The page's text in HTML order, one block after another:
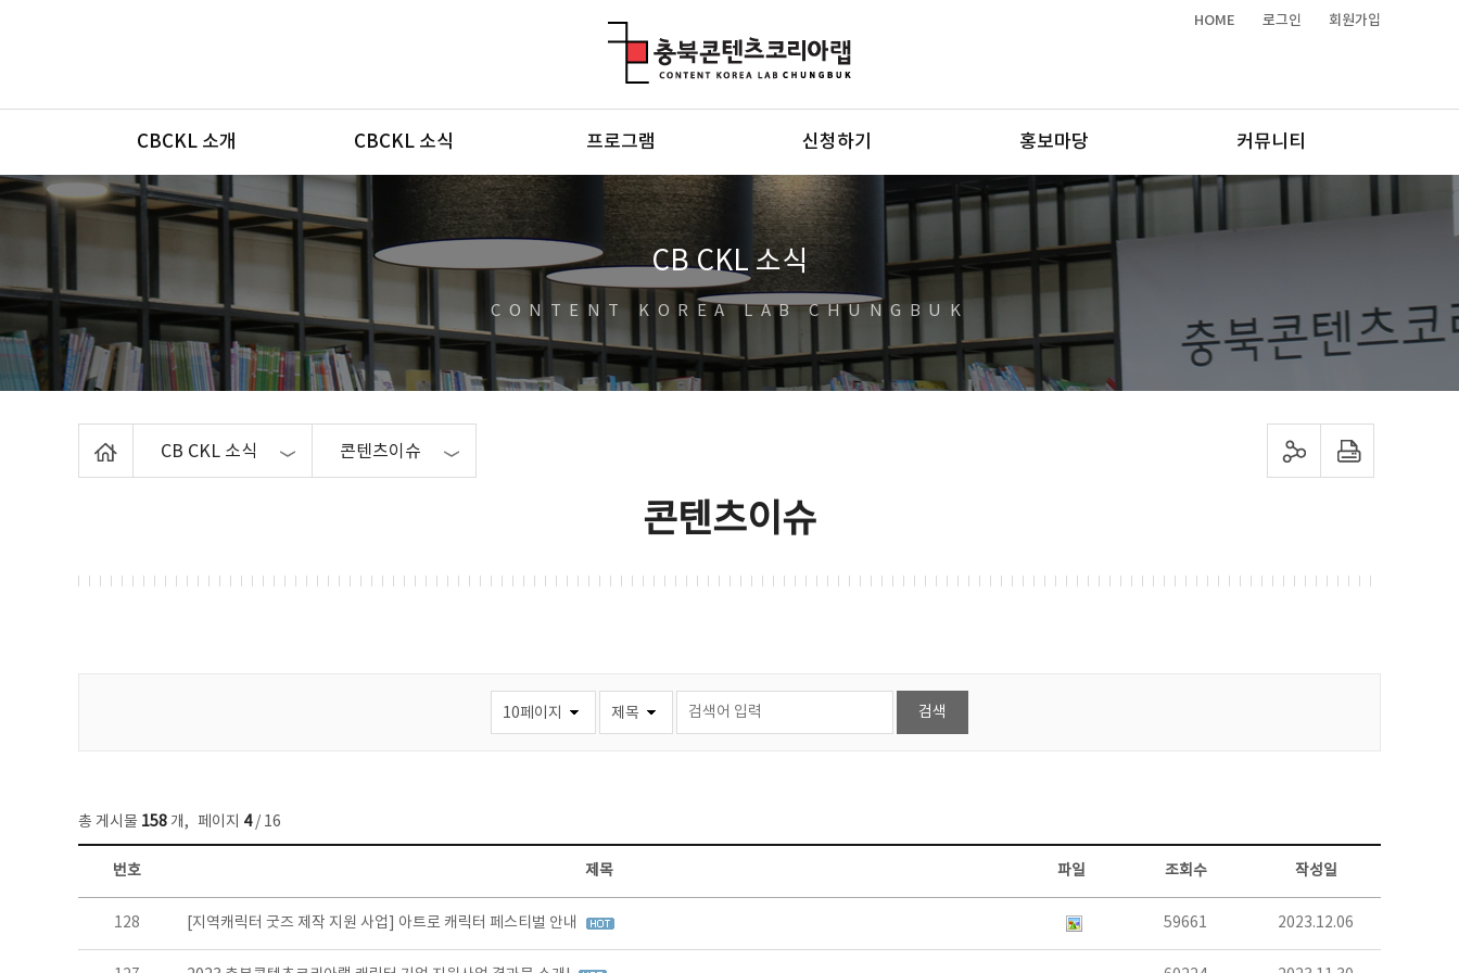
HOME 로그인 회원가입
메뉴
CBCKL 소개 CBCKL 소식 프로그램 신청하기 홍보마당 커뮤니티
CB CKL 소식
CONTENT KOREA LAB CHUNGBUK
CB CKL 소식 콘텐츠이슈 sns 공유하기 프린트하기
콘텐츠이슈
총 게시물 158 개, 페이지 4/ 16
콘텐츠이슈 목록 - 번호, 제목, 작성자, 파일, 조회수, 작성일 정보 제공
번호 제목 파일 조회수 작성일
128 [지역캐릭터 굿즈 제작 지원 사업] 아트로 캐릭터 페스티벌 안내 59661 2023.12.06